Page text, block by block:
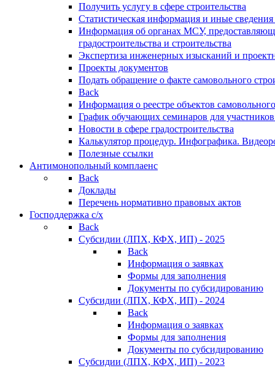
Получить услугу в сфере строительства
Статистическая информация и иные сведения
Информация об органах МСУ,
градостроительства и строительства
Экспертиза инженерных изысканий и
Проекты документов
Подать обращение о факте самовольного
Back
Информация о реестре объектов
График обучающих семинаров для участников
Новости в сфере градостроительства
Калькулятор процедур. Инфографика.
Полезные ссылки
Антимонопольный комплаенс
Back
Доклады
Перечень нормативно правовых актов
Господдержка с/х
Back
Субсидии (ЛПХ, КФХ, ИП) - 2025
Back
Информация о заявках
Формы для заполнения
Документы по субсидированию
Субсидии (ЛПХ, КФХ, ИП) - 2024
Back
Информация о заявках
Формы для заполнения
Документы по субсидированию
Субсидии (ЛПХ, КФХ, ИП) - 2023